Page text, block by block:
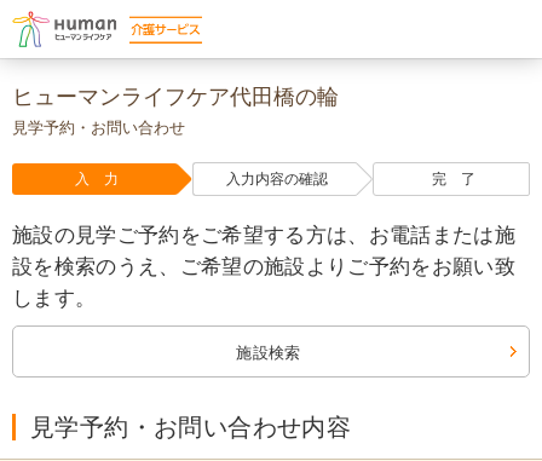
ヒューマンライフケア代田橋の輪
見学予約・お問い合わせ
入 力 入力内容の確認 完 了
施設の見学ご予約をご希望する方は、お電話または施
設を検索のうえ、ご希望の施設よりご予約をお願い致
します。
施設検索
見学予約・お問い合わせ内容